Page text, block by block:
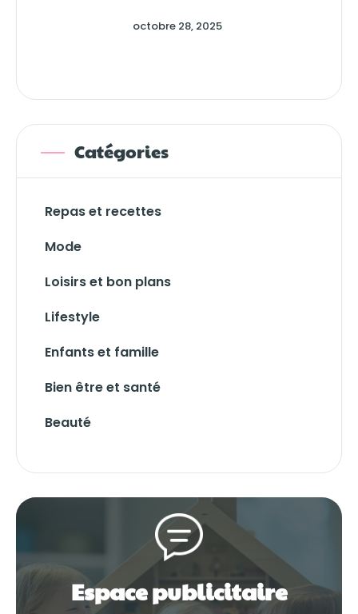
octobre 28, 2025
Catégories
Repas et recettes
Mode
Loisirs et bon plans
Lifestyle
Enfants et famille
Bien être et santé
Beauté
Espace publicitaire